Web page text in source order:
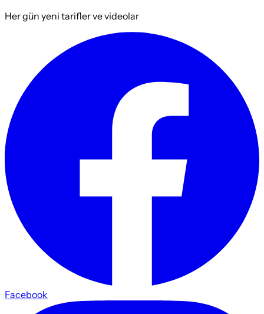
Her gün yeni tarifler ve videolar
Facebook